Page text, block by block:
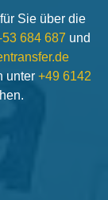
Sie über die
684 687 und
unter +49 6142